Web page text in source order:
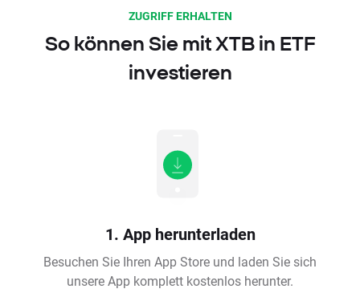
ZUGRIFF ERHALTEN
So können Sie mit XTB in ETF
investieren
1. App herunterladen
Besuchen Sie Ihren App Store und laden Sie sich
unsere App komplett kostenlos herunter.